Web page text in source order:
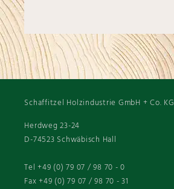
Schaffitzel Holzindustrie GmbH + Co. KG
Herdweg 23-24
D-74523 Schwäbisch Hall
Tel +49 (0) 79 07 / 98 70 - 0
Fax +49 (0) 79 07 / 98 70 - 31